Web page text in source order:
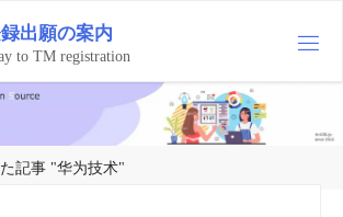
録出願の案内
to TM registration
記事 "华为技术"